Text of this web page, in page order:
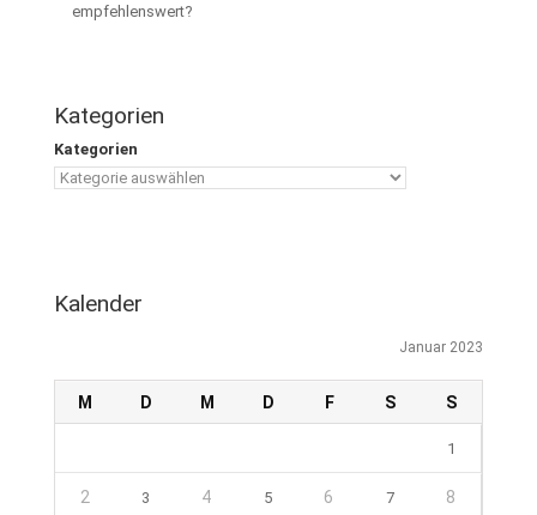
empfehlenswert?
Kategorien
Kategorien
Kalender
Januar 2023
M D M D F S S
1
2 3 4 5 6 7 8